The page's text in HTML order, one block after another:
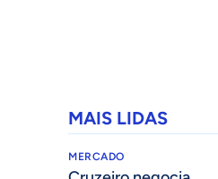
MAIS LIDAS
MERCADO